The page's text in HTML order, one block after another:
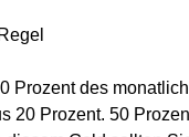
Prozent des
20 Prozent. 50